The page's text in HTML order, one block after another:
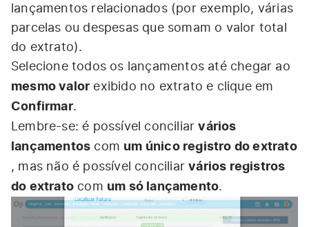
lançamentos relacionados (por exemplo, várias
parcelas ou despesas que somam o valor total
do extrato).
Selecione todos os lançamentos até chegar ao
mesmo valor exibido no extrato e clique em
Confirmar.
Lembre-se: é possível conciliarvários
lançamentos com um único registro do extrato
, mas não é possível conciliarvários registros
do extrato com um só lançamento.